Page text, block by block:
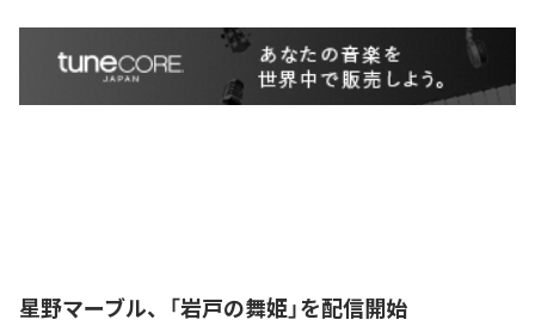
星野マーブル、「岩戸の舞姫」を配信開始